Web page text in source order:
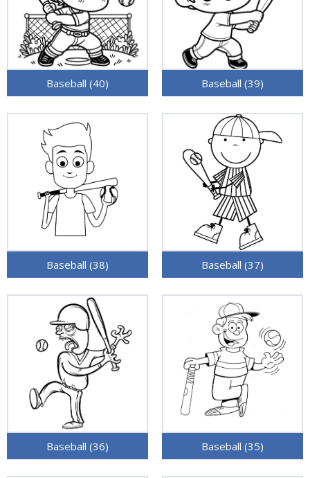
Baseball (40) Baseball (39)
Baseball (38) Baseball (37)
Baseball (36) Baseball (35)